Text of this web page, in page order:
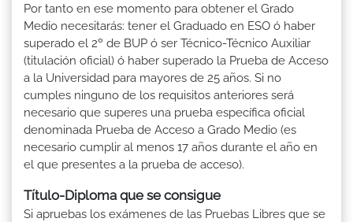
Por tanto en ese momento para obtener el Grado
Medio necesitarás: tener el Graduado en ESO ó haber
superado el 2º de BUP ó ser Técnico-Técnico Auxiliar
(titulación oficial) ó haber superado la Prueba de Acceso
a la Universidad para mayores de 25 años. Si no
cumples ninguno de los requisitos anteriores será
necesario que superes una prueba específica oficial
denominada Prueba de Acceso a Grado Medio (es
necesario cumplir al menos 17 años durante el año en
el que presentes a la prueba de acceso).
Título-Diploma que se consigue
Si apruebas los exámenes de las Pruebas Libres que se